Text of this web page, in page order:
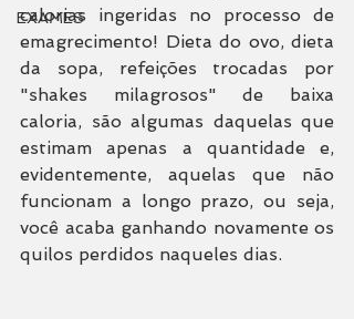
EXAMES
calorias ingeridas no processo de
emagrecimento! Dieta do ovo, dieta
da sopa, refeições trocadas por
"shakes milagrosos" de baixa
caloria, são algumas daquelas que
estimam apenas a quantidade e,
evidentemente, aquelas que não
funcionam a longo prazo, ou seja,
você acaba ganhando novamente os
quilos perdidos naqueles dias.